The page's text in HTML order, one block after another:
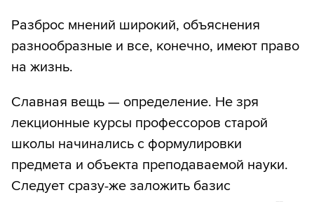
Разброс мнений широкий, объяснения
разнообразные и все, конечно, имеют право
на жизнь.
Славная вещь — определение. Не зря
лекционные курсы профессоров старой
школы начинались с формулировки
предмета и объекта преподаваемой науки.
Следует сразу-же заложить базис